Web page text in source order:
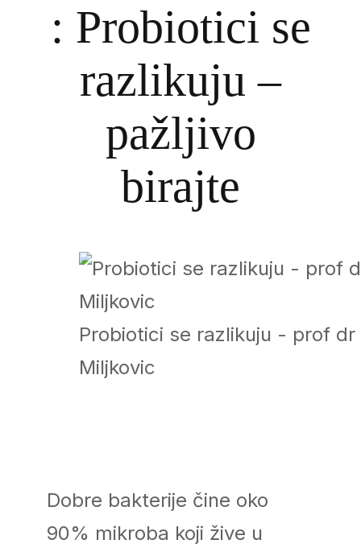
: Probiotici se
razlikuju –
pažljivo
birajte
Probiotici se razlikuju - prof
Miljkovic
Dobre bakterije čine oko
90% mikroba koji žive u